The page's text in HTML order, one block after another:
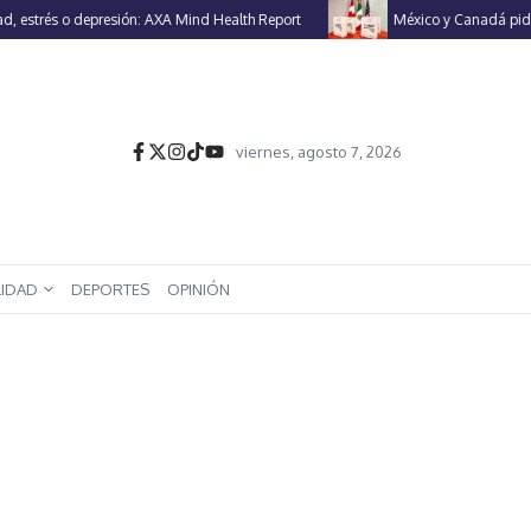
o depresión: AXA Mind Health Report México y Canadá piden a
viernes, agosto 7, 2026
DEPORTES OPINIÓN